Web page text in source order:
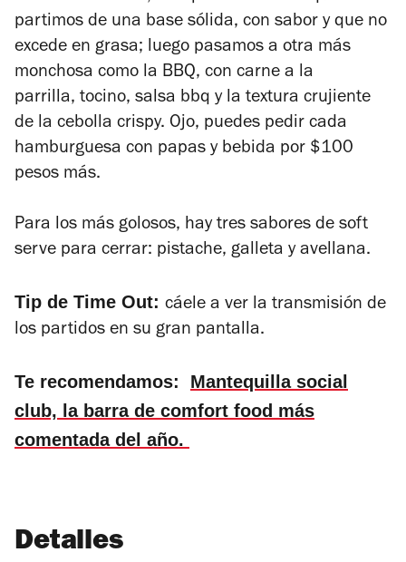
partimos de una base sólida, con sabor y que no
excede en grasa; luego pasamos a otra más
monchosa como la BBQ, con carne a la
parrilla, tocino, salsa bbq y la textura crujiente
de la cebolla crispy. Ojo, puedes pedir cada
hamburguesa con papas y bebida por $100
pesos más.
Para los más golosos, hay tres sabores de soft
serve para cerrar: pistache, galleta y avellana.
Tip de Time Out: cáele a ver la transmisión de
los partidos en su gran pantalla.
Te recomendamos: Mantequilla social
club, la barra de comfort food más
comentada del año.
Detalles